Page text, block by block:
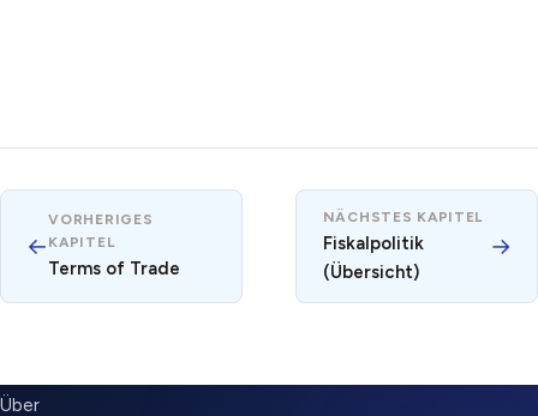
←
VORHERIGES
KAPITEL
Terms of Trade
NÄCHSTES KAPITEL
Fiskalpolitik
(Übersicht)
→
SUBMENU
Über